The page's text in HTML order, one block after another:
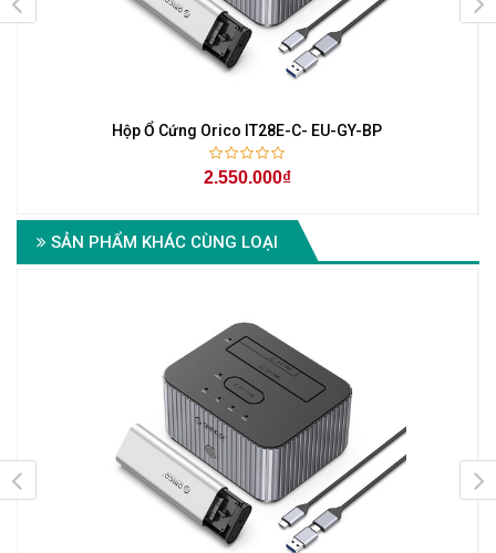
Hộp Ổ Cứng Orico IT28E-C- EU-GY-BP
2.550.000₫
SẢN PHẨM KHÁC CÙNG LOẠI